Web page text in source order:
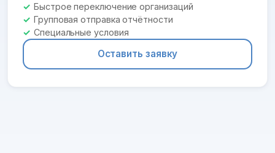
Быстрое переключение организаций
Групповая отправка отчётности
Специальные условия
Оставить заявку